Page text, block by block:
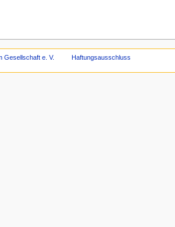
Gesellschaft e. V. Haftungsausschluss